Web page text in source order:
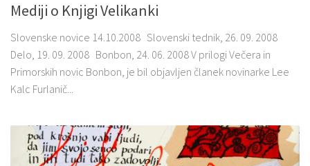
Mediji o Knjigi Velikanki
Slovenske novice 14.10.2008 Slovenski tednik, 26. 09. 2008
Delo, 19. 09. 2008 Bonbon, 24. 06. 2008 V prilogi Večera in
Primorskih novic Bonbon, je bil objavljen članek novinarke Lee
Kalc Furlanič...